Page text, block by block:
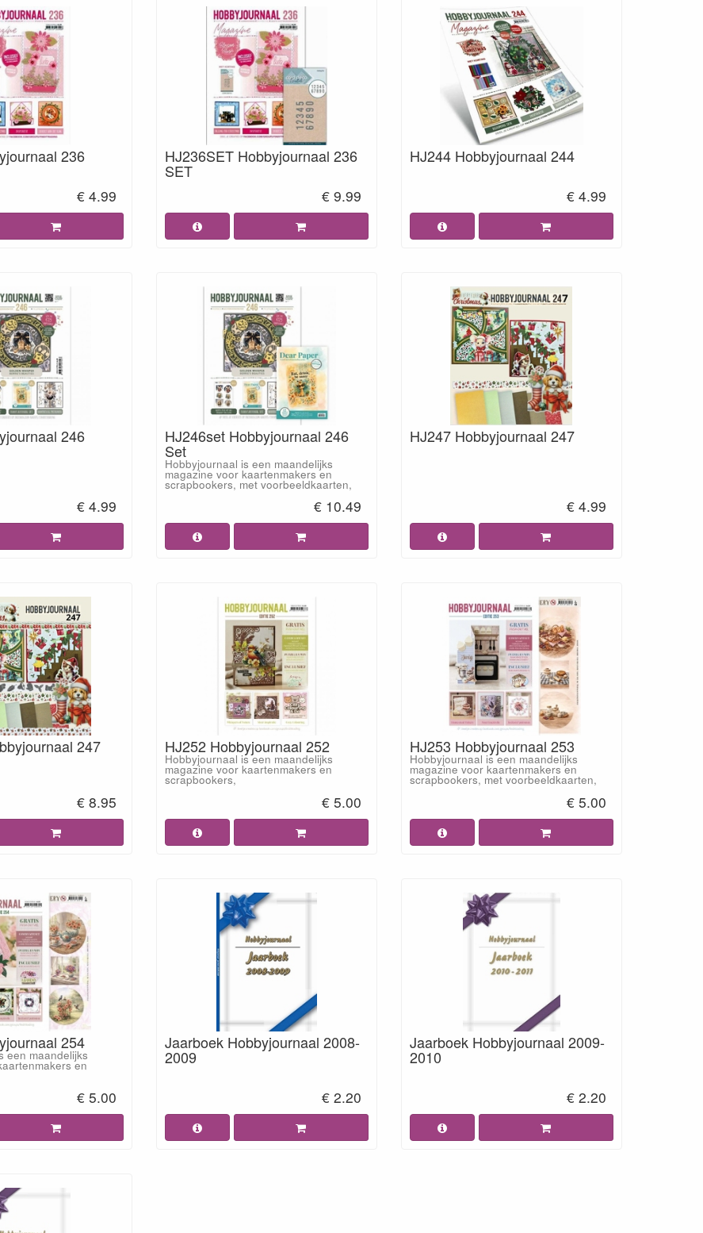
236
€ 4.99
HJ236SET Hobbyjournaal 236
SET
€ 9.99
HJ244 Hobbyjournaal 244
€ 4.99
246
€ 4.99
HJ246set Hobbyjournaal 246
Set
Hobbyjournaal is een maandelijks
magazine voor kaartenmakers en
scrapbookers, met voorbeeldkaarten,
€ 10.49
HJ247 Hobbyjournaal 247
€ 4.99
247
€ 8.95
HJ252 Hobbyjournaal 252
Hobbyjournaal is een maandelijks
magazine voor kaartenmakers en
scrapbookers,
€ 5.00
HJ253 Hobbyjournaal 253
Hobbyjournaal is een maandelijks
magazine voor kaartenmakers en
scrapbookers, met voorbeeldkaarten,
€ 5.00
254
een maandelijks
en
€ 5.00
Jaarboek Hobbyjournaal 2008-
2009
€ 2.20
Jaarboek Hobbyjournaal 2009-
2010
€ 2.20